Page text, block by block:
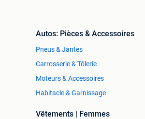
Autos: Pièces & Accessoires
Pneus & Jantes
Carrosserie & Tôlerie
Moteurs & Accessoires
Habitacle & Garnissage
Vêtements | Femmes